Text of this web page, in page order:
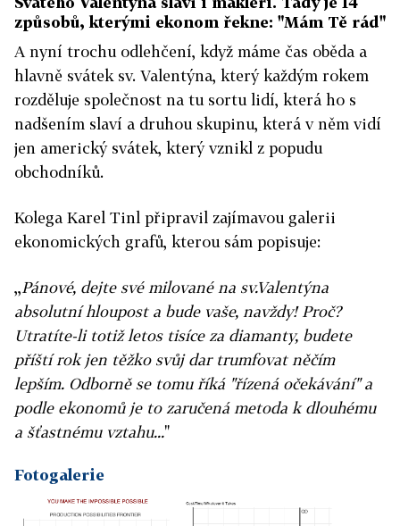
způsobů, kterými ekonom řekne: "Mám Tě rád"
A nyní trochu odlehčení, když máme čas oběda a
hlavně svátek sv. Valentýna, který každým rokem
rozděluje společnost na tu sortu lidí, která ho s
nadšením slaví a druhou skupinu, která v něm vidí
jen americký svátek, který vznikl z popudu
obchodníků.
Kolega Karel Tinl připravil zajímavou galerii
ekonomických grafů, kterou sám popisuje:
,,Pánové, dejte své milované na sv.Valentýna
absolutní hloupost a bude vaše, navždy! Proč?
Utratíte-li totiž letos tisíce za diamanty, budete
příští rok jen těžko svůj dar trumfovat něčím
lepším. Odborně se tomu říká "řízená očekávání" a
podle ekonomů je to zaručená metoda k dlouhému
a šťastnému vztahu..."
Fotogalerie